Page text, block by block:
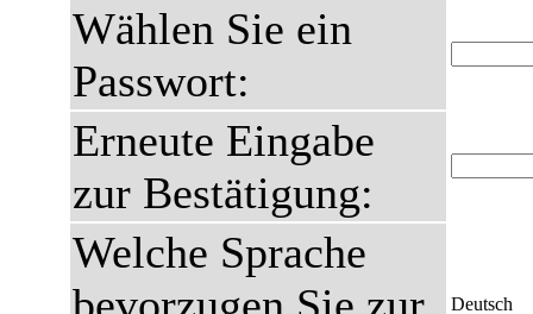
Wählen Sie ein
Passwort:
Erneute Eingabe
zur Bestätigung:
Welche Sprache
Deutsch